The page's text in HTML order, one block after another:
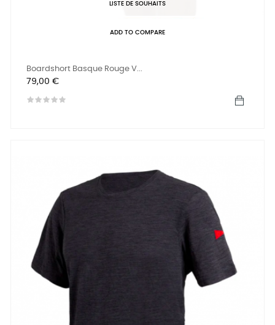
LISTE DE SOUHAITS
ADD TO COMPARE
Boardshort Basque Rouge V...
Prix
79,00 €